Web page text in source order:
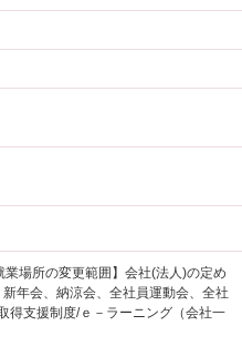
業場所の変更範囲】会社(法人)の定め
年会、納涼会、全社員運動会、全社
得支援制度/ｅ－ラーニング（会社一